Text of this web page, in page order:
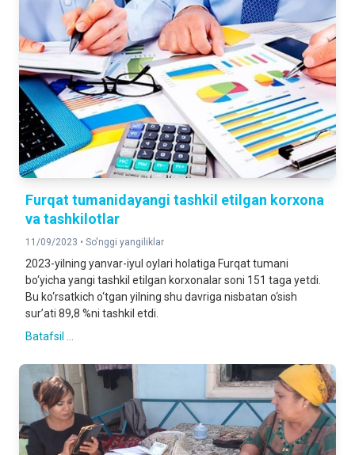
Furqat tumanidayangi tashkil etilgan korxona
va tashkilotlar
11/09/2023 • So'nggi yangiliklar
2023-yilning yanvar-iyul oylari holatiga Furqat tumani
bo‘yicha yangi tashkil etilgan korxonalar soni 151 taga yetdi.
Bu ko‘rsatkich o‘tgan yilning shu davriga nisbatan o‘sish
sur’ati 89,8 %ni tashkil etdi.
Batafsil ...